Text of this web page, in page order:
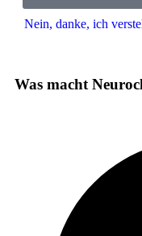
Nein, danke, ich
Was macht